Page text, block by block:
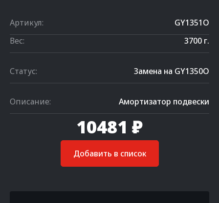
Артикул:
GY1351O
Вес:
3700 г.
Статус: Замена на GY1350O
Описание: Амортизатор подвески
10481 ₽
Добавить в список